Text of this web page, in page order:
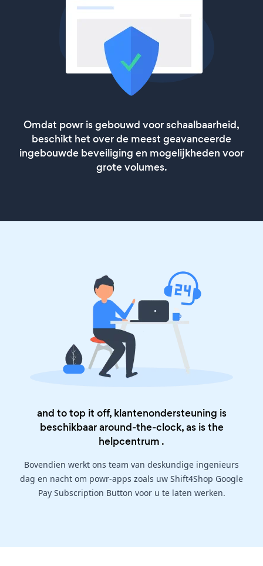
Omdat powr is gebouwd voor schaalbaarheid,
beschikt het over de meest geavanceerde
ingebouwde beveiliging en mogelijkheden voor
grote volumes.
and to top it off, klantenondersteuning is
beschikbaar around-the-clock, as is the
helpcentrum .
Bovendien werkt ons team van deskundige ingenieurs
dag en nacht om powr-apps zoals uw Shift4Shop Google
Pay Subscription Button voor u te laten werken.